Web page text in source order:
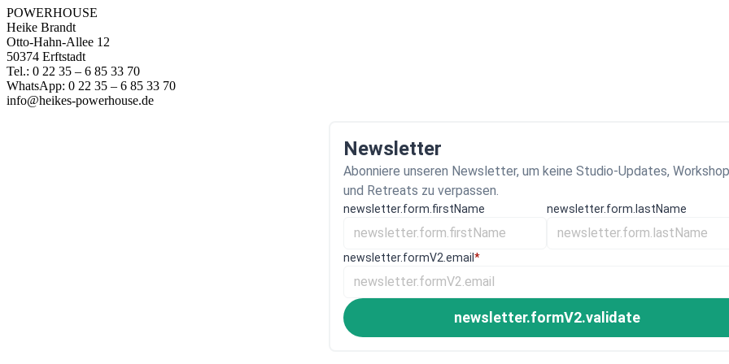
POWERHOUSE
Heike Brandt
Otto-Hahn-Allee 12
50374 Erftstadt
Tel.: 0 22 35 – 6 85 33 70
WhatsApp: 0 22 35 – 6 85 33 70
info@heikes-powerhouse.de
Newsletter
Abonniere unseren Newsletter, um keine Studio-Updates,
und Retreats zu verpassen.
newsletter.form.firstName newsletter.form.lastName
newsletter.formV2.email *
newsletter.formV2.validate